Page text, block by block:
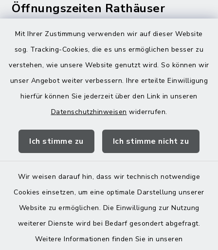
Mit Ihrer Zustimmung verwenden wir auf dieser Website
sog. Tracking-Cookies, die es uns ermöglichen besser zu
verstehen, wie unsere Website genutzt wird. So können wir
unser Angebot weiter verbessern. Ihre erteilte Einwilligung
hierfür können Sie jederzeit über den Link in unseren
Datenschutzhinweisen widerrufen.
Ich stimme zu Ich stimme nicht zu
Wir weisen darauf hin, dass wir technisch notwendige
Cookies einsetzen, um eine optimale Darstellung unserer
Website zu ermöglichen. Die Einwilligung zur Nutzung
weiterer Dienste wird bei Bedarf gesondert abgefragt.
Weitere Informationen finden Sie in unseren
Öffnungszeiten Rathäuser
Montag bis Freitag:
08:00-12:00 Uhr
Donnerstag zusätzlich:
13:00-18:00 Uhr
Landratsamt Mühldorf
Barrierefreiheit